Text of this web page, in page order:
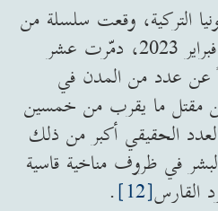
التركية، وقعت سلسلة من
الزلازل العنيفة منذ يوم 6 فبراير 2023، دمّرت عشر
عن عدد من المدن في
مقتل ما يقرب من خمسين
الحقيقي أكبر من ذلك
في ظروف مناخية قاسية
القارس[12]
.